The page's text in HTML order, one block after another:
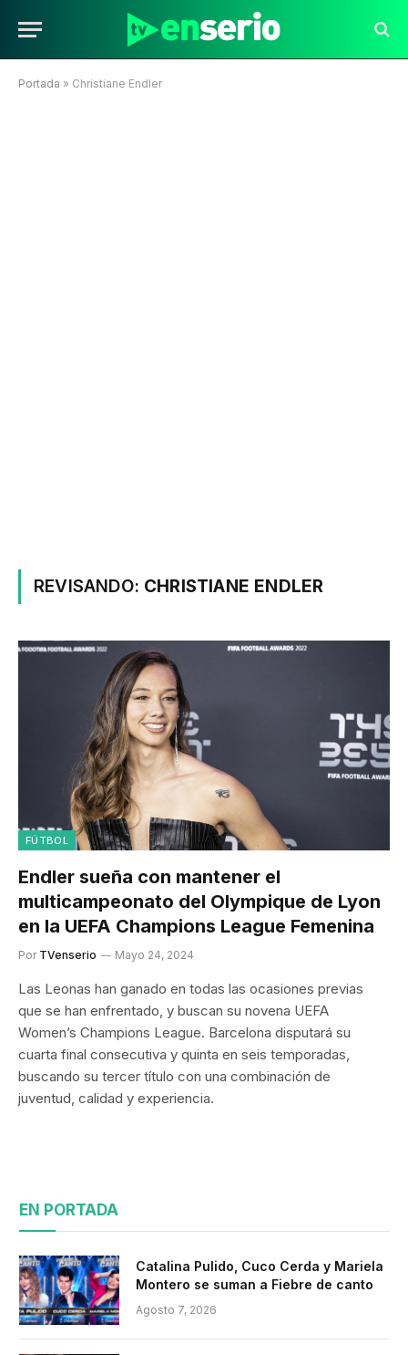
Portada » Christiane Endler
REVISANDO: CHRISTIANE ENDLER
FÚTBOL
Endler sueña con mantener el
multicampeonato del Olympique de Lyon
en la UEFA Champions League Femenina
Por TVenserio Mayo 24, 2024
Las Leonas han ganado en todas las ocasiones previas
que se han enfrentado, y buscan su novena UEFA
Women’s Champions League. Barcelona disputará su
cuarta final consecutiva y quinta en seis temporadas,
buscando su tercer título con una combinación de
juventud, calidad y experiencia.
EN PORTADA
Catalina Pulido, Cuco Cerda y Mariela
Montero se suman a Fiebre de canto
Agosto 7, 2026